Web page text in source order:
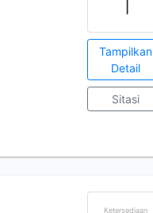
Tampilkan
Detail
Sitasi
Ketersediaan